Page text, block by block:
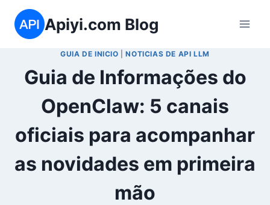
content
Apiyi.com Blog
GUIA DE INICIO |NOTICIAS DE API LLM
Guia de Informações do
OpenClaw: 5 canais
oficiais para acompanhar
as novidades em primeira
mão